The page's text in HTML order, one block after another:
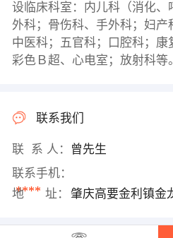
设临床科室：内儿科（消化、
外科；骨伤科、手外科；妇产
中医科；五官科；口腔科；康
彩色Ｂ超、心电室；放射科等。
联系我们
联 系 人：
曾先生
联系手机：
****
地 址： 肇庆高要金利镇金